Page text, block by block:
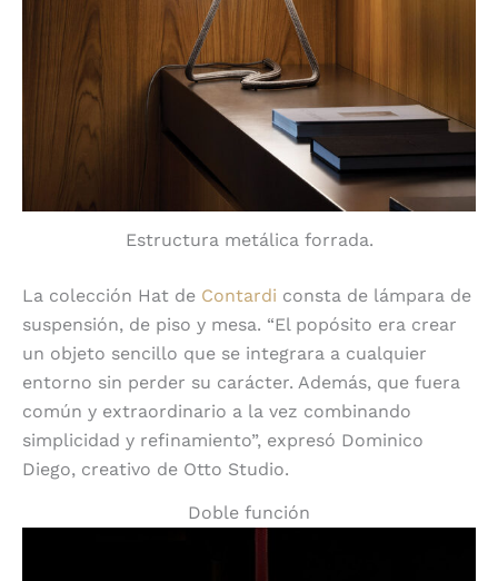
Estructura metálica forrada.
La colección Hat de Contardi consta de lámpara de
suspensión, de piso y mesa. “El popósito era crear
un objeto sencillo que se integrara a cualquier
entorno sin perder su carácter. Además, que fuera
común y extraordinario a la vez combinando
simplicidad y refinamiento”, expresó Dominico
Diego, creativo de Otto Studio.
Doble función